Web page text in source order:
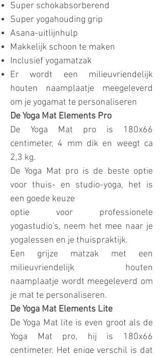
Super schokabsorberend
Super yogahouding grip
Asana-uitlijnhulp
Makkelijk schoon te maken
Inclusief yogamatzak
Er wordt een milieuvriendelijk
houten naamplaatje meegeleverd
om je yogamat te personaliseren
De Yoga Mat Elements Pro
De Yoga Mat pro is 180x66
centimeter, 4 mm dik en weegt ca
2,3 kg.
De Yoga Mat pro is de beste optie
voor thuis- en studio-yoga, het is
een goede keuze
optie voor professionele
yogastudio's, neem het mee naar je
yogalessen en je thuispraktijk.
Een grijze matzak met een
milieuvriendelijk houten
naamplaatje wordt meegeleverd om
je mat te personaliseren.
De Yoga Mat Elements Lite
De Yoga Mat lite is even groot als de
Yoga Mat pro, hij is 180x66
centimeter. Het enige verschil is dat